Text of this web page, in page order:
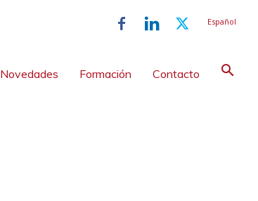
Español
Novedades Formación Contacto